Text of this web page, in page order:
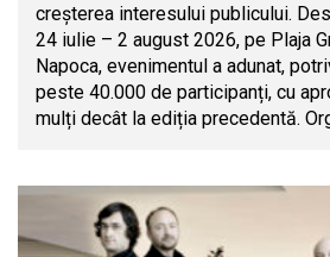
creșterea interesului publicului.
24 iulie – 2 august 2026, pe Plaja
Napoca, evenimentul a adunat,
peste 40.000 de participanți, cu
mulți decât la ediția precedentă.